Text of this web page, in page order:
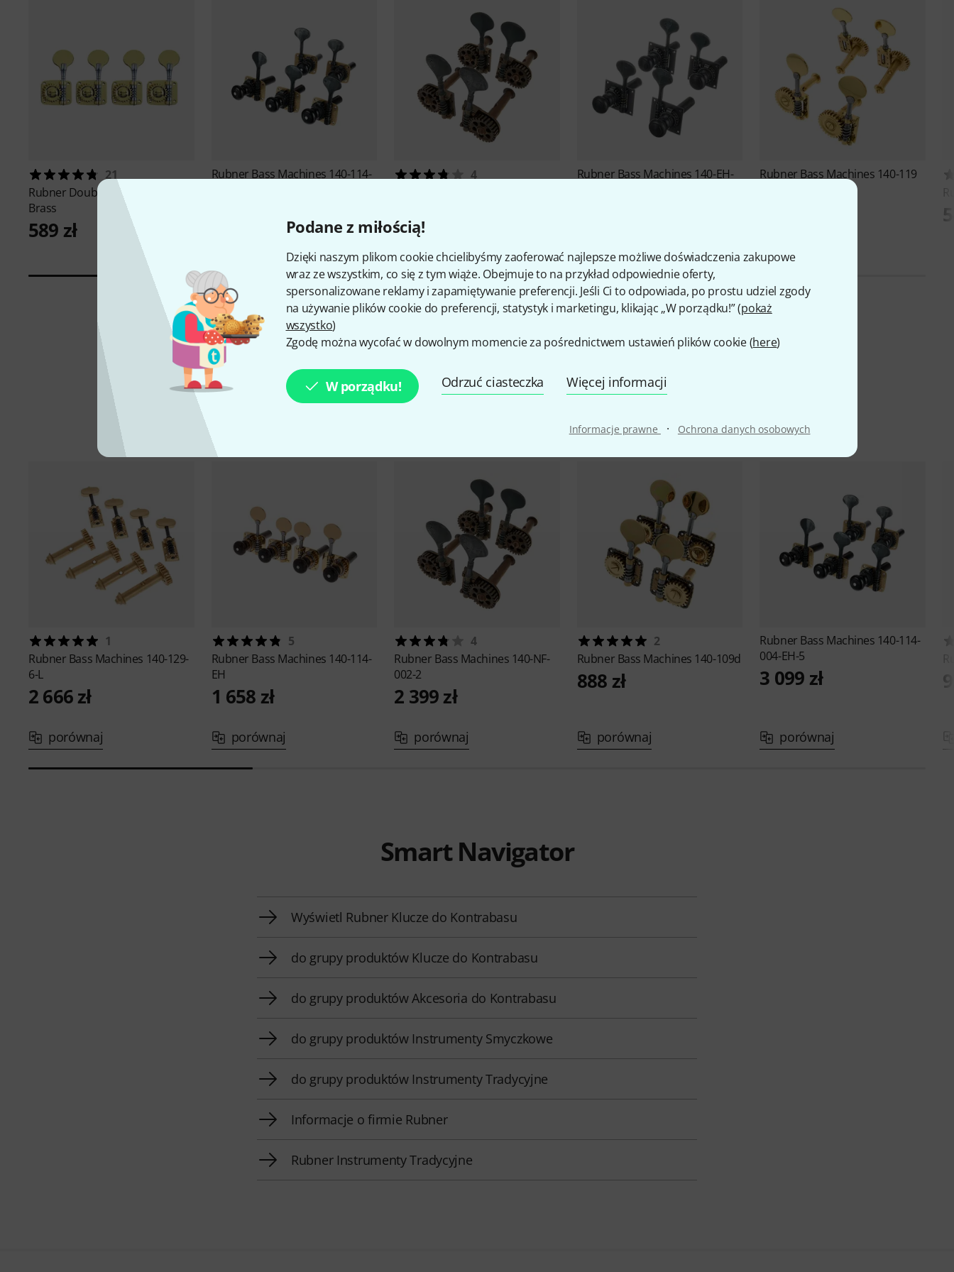
Podane z miłością!
Dzięki naszym plikom cookie chcielibyśmy zaoferować najlepsze możliwe doświadczenia zakupowe
wraz ze wszystkim, co się z tym wiąże. Obejmuje to na przykład odpowiednie oferty,
spersonalizowane reklamy i zapamiętywanie preferencji. Jeśli Ci to odpowiada, po prostu udziel zgody
na używanie plików cookie do preferencji, statystyk i marketingu, klikając „W porządku!” (pokaż
wszystko)
Zgodę można wycofać w dowolnym momencie za pośrednictwem ustawień plików cookie (here)
W porządku! Odrzuć ciasteczka Więcej informacji
Informacje prawne · Ochrona danych osobowych
21
Rubner Double Bass Machines
Brass
589 zł
Rubner Bass Machines 140-114-
4
2 399 zł
Rubner Bass Machines 140-EH-
Rubner Bass Machines 140-119
1
Rubner Bass Machines 140-129-
6-L
2 666 zł
porównaj
5
Rubner Bass Machines 140-114-
EH
1 658 zł
porównaj
4
Rubner Bass Machines 140-NF-
002-2
2 399 zł
porównaj
2
Rubner Bass Machines 140-109d
888 zł
porównaj
Rubner Bass Machines 140-114-
004-EH-5
3 099 zł
porównaj
Smart Navigator
Wyświetl Rubner Klucze do Kontrabasu
do grupy produktów Klucze do Kontrabasu
do grupy produktów Akcesoria do Kontrabasu
do grupy produktów Instrumenty Smyczkowe
do grupy produktów Instrumenty Tradycyjne
Informacje o firmie Rubner
Rubner Instrumenty Tradycyjne